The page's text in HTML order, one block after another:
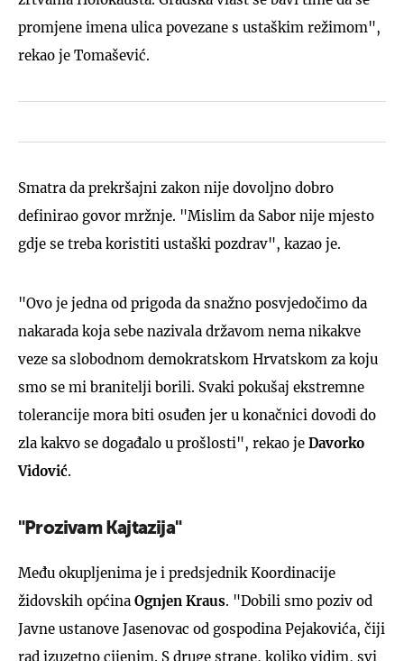
promjene imena ulica povezane s ustaškim režimom",
rekao je Tomašević.
Smatra da prekršajni zakon nije dovoljno dobro
definirao govor mržnje. "Mislim da Sabor nije mjesto
gdje se treba koristiti ustaški pozdrav", kazao je.
"Ovo je jedna od prigoda da snažno posvjedočimo da
nakarada koja sebe nazivala državom nema nikakve
veze sa slobodnom demokratskom Hrvatskom za koju
smo se mi branitelji borili. Svaki pokušaj ekstremne
tolerancije mora biti osuđen jer u konačnici dovodi do
zla kakvo se događalo u prošlosti", rekao je Davorko
Vidović.
"Prozivam Kajtazija"
Među okupljenima je i predsjednik Koordinacije
židovskih općina Ognjen Kraus. "Dobili smo poziv od
Javne ustanove Jasenovac od gospodina Pejakovića, čiji
rad izuzetno cijenim. S druge strane, koliko vidim, svi